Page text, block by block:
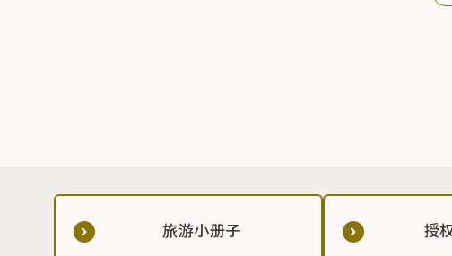
旅游小册子 授